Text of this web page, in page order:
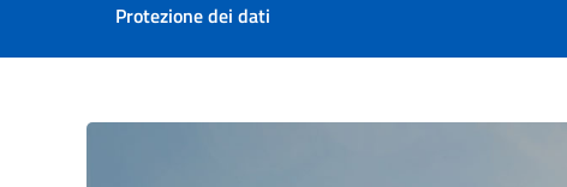
Protezione dei dati
Dottorato di ricerca in ONE